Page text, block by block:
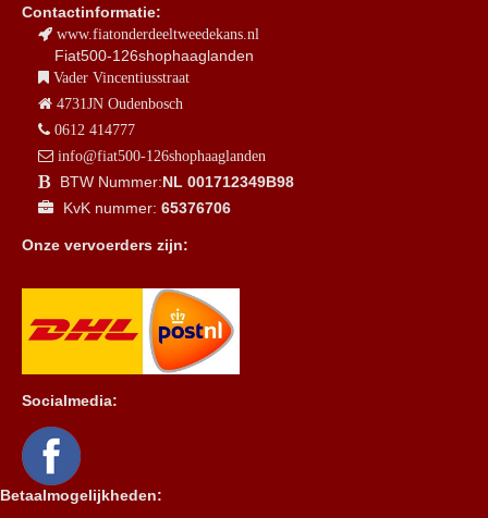
Contactinformatie:
www.fiatonderdeeltweedekans.nl
Fiat500-126shophaaglanden
Vader Vincentiusstraat
4731JN Oudenbosch
0612 414777
info@fiat500-126shophaaglanden
BTW Nummer:NL 001712349B98
KvK nummer: 65376706
Onze vervoerders zijn:
Socialmedia:
Betaalmogelijkheden: